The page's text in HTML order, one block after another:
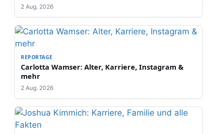
2 Aug. 2026
REPORTAGE
Carlotta Wamser: Alter, Karriere, Instagram &
mehr
2 Aug. 2026